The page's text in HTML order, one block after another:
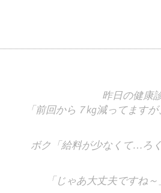
昨日の健康
「前回から７kg減ってます
ボク「給料が少なくて…ろ
「じゃあ大丈夫ですね